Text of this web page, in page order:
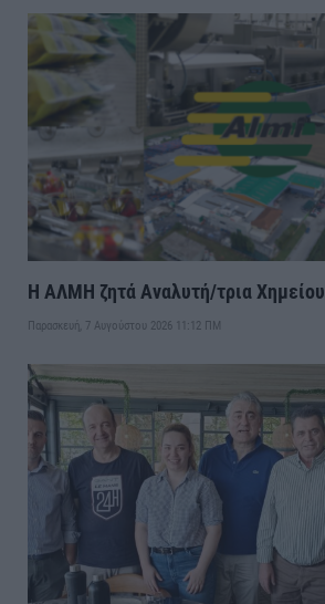
Η ΑΛΜΗ ζητά Αναλυτή/τρια Χημείου
Παρασκευή, 7 Αυγούστου 2026 11:12 ΠΜ